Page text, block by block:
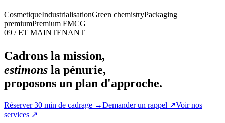
CosmetiqueIndustrialisationGreen chemistryPackaging
premiumPremium FMCG
09 / ET MAINTENANT
Cadrons la mission,
estimons la pénurie,
proposons un plan d'approche.
Réserver 30 min de cadrage →Demander un rappel ↗Voir nos
services ↗